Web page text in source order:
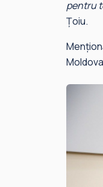
pentru
Țoiu.